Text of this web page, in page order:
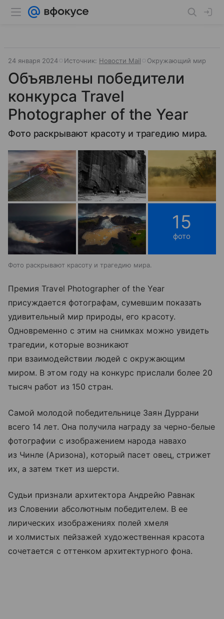
24 января 2024 Источник: Новости Mail Окружающий мир
Объявлены победители
конкурса Travel
Photographer of the Year
Фото раскрывают красоту и трагедию мира.
15
фото
Фото раскрывают красоту и трагедию мира.
Премия Travel Photographer of the Year
присуждается фотографам, сумевшим показать
удивительный мир природы, его красоту.
Одновременно с этим на снимках можно увидеть
трагедии, которые возникают
при взаимодействии людей с окружающим
миром. В этом году на конкурс прислали более 20
тысяч работ из 150 стран.
Самой молодой победительнице Заян Дуррани
всего 14 лет. Она получила награду за черно-белые
фотографии с изображением народа навахо
из Чинле (Аризона), который пасет овец, стрижет
их, а затем ткет из шерсти.
Судьи признали архитектора Андрейю Равнак
из Словении абсолютным победителем. В ее
лирических изображениях полей хмеля
и холмистых пейзажей художественная красота
сочетается с оттенком архитектурного фона.